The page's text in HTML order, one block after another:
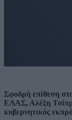
Σφοδρή επίθεση
ΕΛΑΣ, Αλέξη
κυβερνητικός